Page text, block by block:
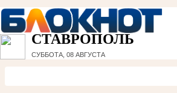
СТАВРОПОЛЬ
СУББОТА, 08 АВГУСТА